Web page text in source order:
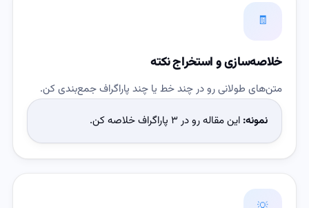
🧾
خلاصه‌سازی و استخراج نکته
متن‌های طولانی رو در چند خط یا چند پاراگراف جمع‌بندی کن.
نمونه: این مقاله رو در ۳ پاراگراف خلاصه کن.